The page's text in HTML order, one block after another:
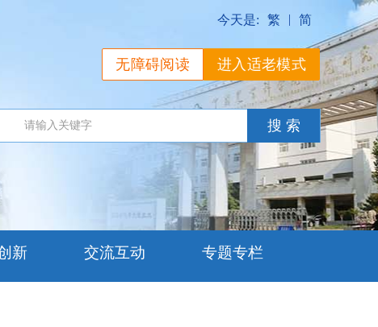
今天是: 繁 | 简
进入适老模式
无障碍阅读
新 交流互动 专题专栏